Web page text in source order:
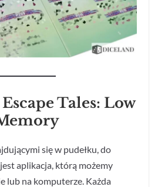
Tales: Low
się w pudełku, do
aplikacja, którą możemy
lub na komputerze. Każda